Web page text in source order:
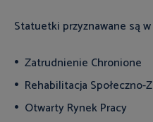
Statuetki przyznawane są w
Zatrudnienie Chronione
Rehabilitacja Społeczno-
Otwarty Rynek Pracy